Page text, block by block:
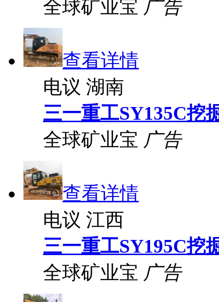
全球矿业宝 广告
查看详情
电议 湖南
三一重工SY135C挖
全球矿业宝 广告
查看详情
电议 江西
三一重工SY195C挖
全球矿业宝 广告